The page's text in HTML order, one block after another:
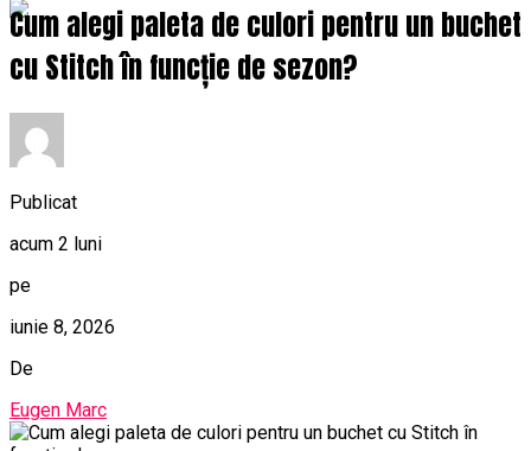
Cum alegi paleta de culori pentru un buchet
cu Stitch în funcție de sezon?
Publicat
acum 2 luni
pe
iunie 8, 2026
De
Eugen Marc